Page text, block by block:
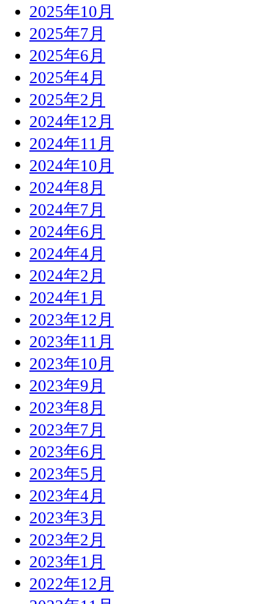
2025年10月
2025年7月
2025年6月
2025年4月
2025年2月
2024年12月
2024年11月
2024年10月
2024年8月
2024年7月
2024年6月
2024年4月
2024年2月
2024年1月
2023年12月
2023年11月
2023年10月
2023年9月
2023年8月
2023年7月
2023年6月
2023年5月
2023年4月
2023年3月
2023年2月
2023年1月
2022年12月